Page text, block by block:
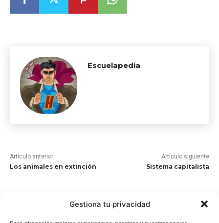
Gestiona tu privacidad
Escuelapedia
Artículo anterior
Los animales en extinción
Artículo siguiente
Sistema capitalista